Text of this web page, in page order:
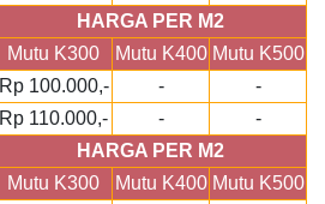
HARGA PER M2
Mutu K300
Mutu K400 Mutu K500
Rp 100.000,- -
-
Rp 110.000,- - -
HARGA PER M2
Mutu K300
Mutu K400 Mutu K500